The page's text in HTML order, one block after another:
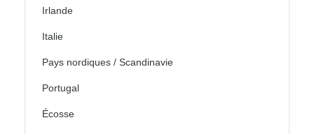
Irlande
Italie
Pays nordiques / Scandinavie
Portugal
Écosse